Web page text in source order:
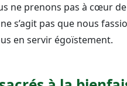
ne prenons pas à cœur
s’agit pas que nous
en servir égoïstement.